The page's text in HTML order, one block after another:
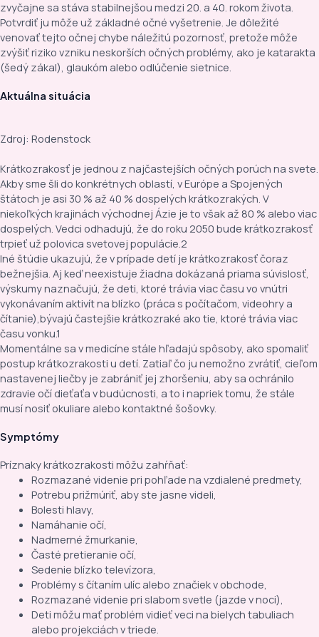
zvyčajne sa stáva stabilnejšou medzi 20. a 40. rokom života.
Potvrdiť ju môže už základné očné vyšetrenie. Je dôležité
venovať tejto očnej chybe náležitú pozornosť, pretože môže
zvýšiť riziko vzniku neskorších očných problémy, ako je katarakta
(šedý zákal), glaukóm alebo odlúčenie sietnice.
Aktuálna situácia
Zdroj: Rodenstock
Krátkozrakosť je jednou z najčastejších očných porúch na svete.
Akby sme šli do konkrétnych oblastí, v Európe a Spojených
štátoch je asi 30 % až 40 % dospelých krátkozrakých. V
niekoľkých krajinách východnej Ázie je to však až 80 % alebo viac
dospelých. Vedci odhadujú, že do roku 2050 bude krátkozrakosť
trpieť už polovica svetovej populácie. 2
Iné štúdie ukazujú, že v prípade detí je krátkozrakosť čoraz
bežnejšia. Aj keď neexistuje žiadna dokázaná priama súvislosť,
výskumy naznačujú, že deti, ktoré trávia viac času vo vnútri
vykonávaním aktivít na blízko (práca s počítačom, videohry a
čítanie),bývajú častejšie krátkozraké ako tie, ktoré trávia viac
času vonku.1
Momentálne sa v medicíne stále hľadajú spôsoby, ako spomaliť
postup krátkozrakosti u detí. Zatiaľ čo ju nemožno zvrátiť, cieľom
nastavenej liečby je zabrániť jej zhoršeniu, aby sa ochránilo
zdravie očí dieťaťa v budúcnosti, a to i napriek tomu, že stále
musí nosiť okuliare alebo kontaktné šošovky.
Symptómy
Príznaky krátkozrakosti môžu zahŕňať:
Rozmazané videnie pri pohľade na vzdialené predmety,
Potrebu prižmúriť, aby ste jasne videli,
Bolesti hlavy,
Namáhanie očí,
Nadmerné žmurkanie,
Časté pretieranie očí,
Sedenie blízko televízora,
Problémy s čítaním ulíc alebo značiek v obchode,
Rozmazané videnie pri slabom svetle (jazde v noci),
Deti môžu mať problém vidieť veci na bielych tabuliach
alebo projekciách v triede.